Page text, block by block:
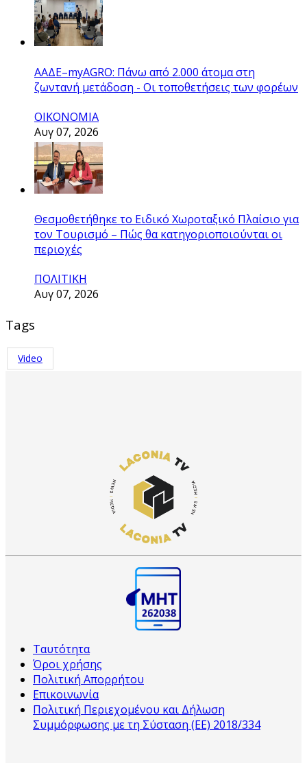
ΑΑΔΕ–myAGRO: Πάνω από 2.000 άτομα στη
ζωντανή μετάδοση - Οι τοποθετήσεις των φορέων
ΟΙΚΟΝΟΜΙΑ
Αυγ 07, 2026
Θεσμοθετήθηκε το Ειδικό Χωροταξικό Πλαίσιο για
τον Τουρισμό – Πώς θα κατηγοριοποιούνται οι
περιοχές
ΠΟΛΙΤΙΚΗ
Αυγ 07, 2026
Tags
Video
Ταυτότητα
Όροι χρήσης
Πολιτική Απορρήτου
Επικοινωνία
Πολιτική Περιεχομένου και Δήλωση
Συμμόρφωσης με τη Σύσταση (ΕΕ) 2018/334